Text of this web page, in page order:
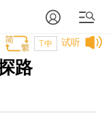
试听
T中
路